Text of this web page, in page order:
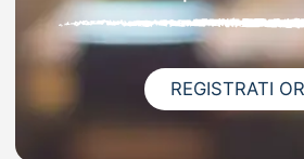
REGISTRATI